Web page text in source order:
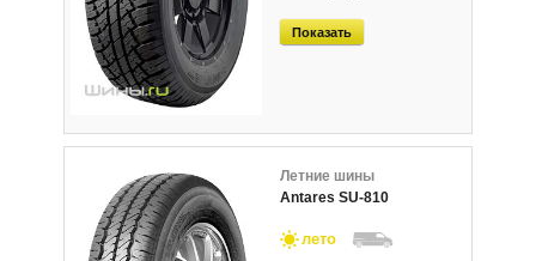
Показать
Летние шины
Antares SU-810
лето